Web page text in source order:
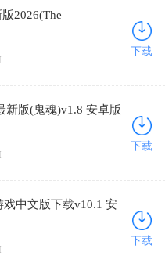
2026(The
卓版
下载
新版(鬼魂)v1.8 安卓版
下载
戏中文版下载v10.1 安
下载